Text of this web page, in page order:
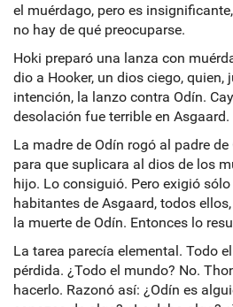
el muérdago, pero es
no hay de qué preocuparse.
Hoki preparó una lanza con
dio a Hooker, un dios ciego, quien,
intención, la lanzo contra Odín.
desolación fue terrible en Asgaard.
La madre de Odín rogó al padre
para que suplicara al dios de los
hijo. Lo consiguió. Pero exigió
habitantes de Asgaard, todos
la muerte de Odín. Entonces lo
La tarea parecía elemental. Todo
pérdida. ¿Todo el mundo? No.
hacerlo. Razonó así: ¿Odín es